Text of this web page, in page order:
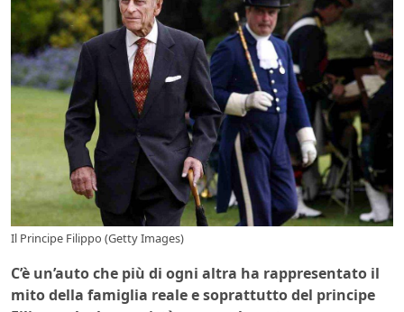
Il Principe Filippo (Getty Images)
C’è un’auto che più di ogni altra ha rappresentato il
mito della famiglia reale e soprattutto del principe